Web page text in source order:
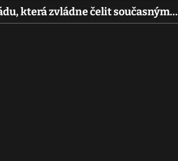
která zvládne čelit současným…